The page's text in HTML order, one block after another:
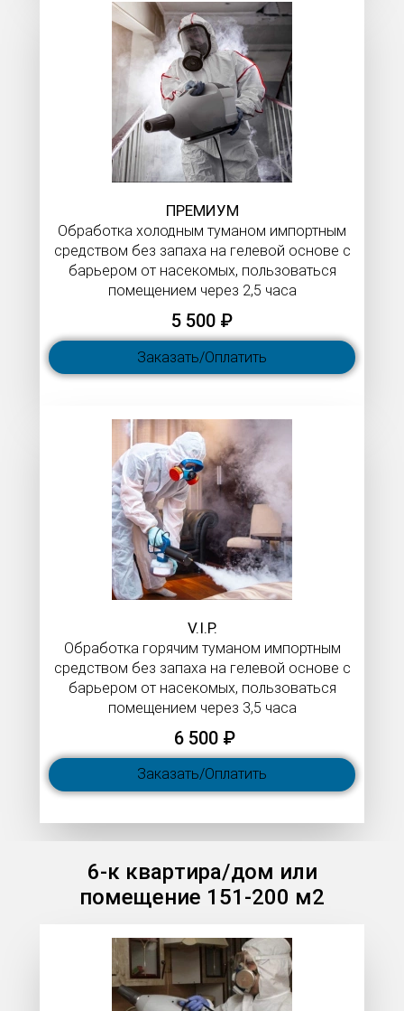
ПРЕМИУМ
Обработка холодным туманом импортным
средством без запаха на гелевой основе с
барьером от насекомых, пользоваться
помещением через 2,5 часа
5 500 ₽
Заказать/Оплатить
V.I.P.​​​​​​​
Обработка горячим туманом импортным
средством без запаха на гелевой основе с
барьером от насекомых, пользоваться
помещением через 3,5 часа
6 500 ₽
Заказать/Оплатить
6-к квартира/дом или
помещение 151-200 м2